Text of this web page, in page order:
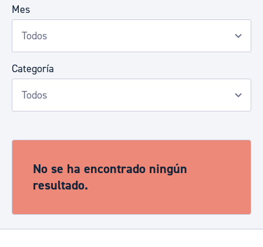
Mes
Categoría
No se ha encontrado ningún
resultado.